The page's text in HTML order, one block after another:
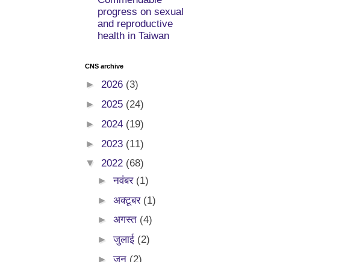
progress on sexual
and reproductive
health in Taiwan
CNS archive
► 2026 (3)
► 2025 (24)
► 2024 (19)
► 2023 (11)
▼ 2022 (68)
►नवंबर (1)
►अक्टूबर (1)
►अगस्त (4)
►जुलाई (2)
►जून (2)